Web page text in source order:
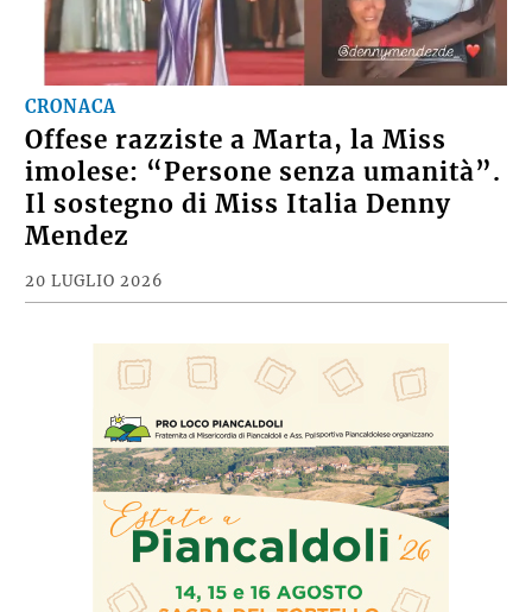
CRONACA
Offese razziste a Marta, la Miss
imolese: “Persone senza umanità”.
Il sostegno di Miss Italia Denny
Mendez
20 LUGLIO 2026